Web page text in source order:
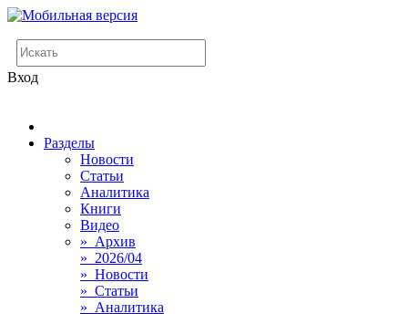
Вход
Разделы
Новости
Статьи
Аналитика
Книги
Видео
» Архив
» 2026/04
» Новости
» Статьи
» Аналитика